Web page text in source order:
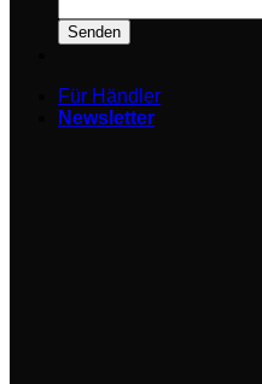
Senden
Für Händler
Newsletter